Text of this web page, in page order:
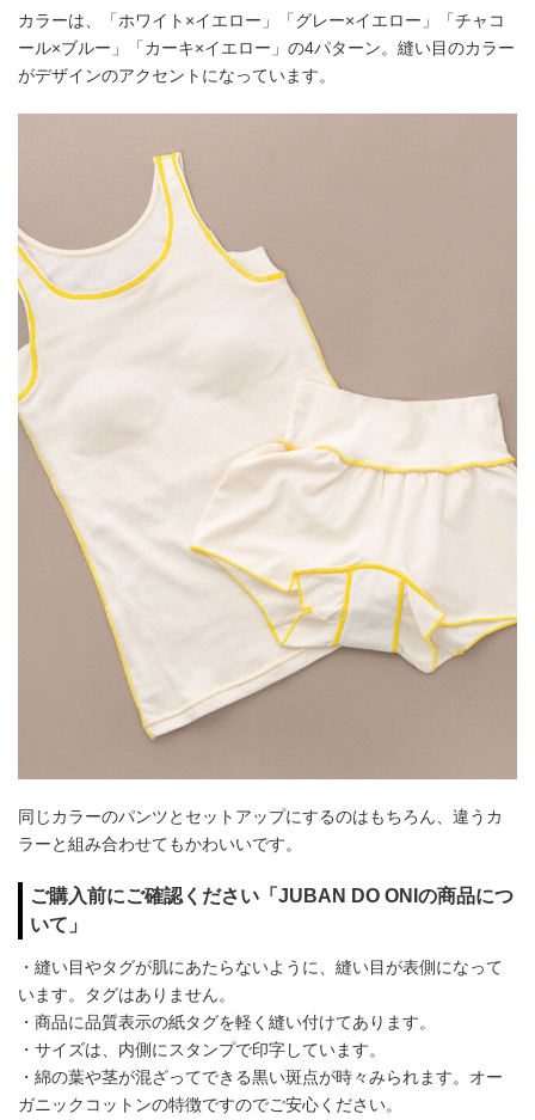
カラーは、「ホワイト×イエロー」「グレー×イエロー」「チャコ
ール×ブルー」「カーキ×イエロー」の4パターン。縫い目のカラー
がデザインのアクセントになっています。
同じカラーのパンツとセットアップにするのはもちろん、違うカ
ラーと組み合わせてもかわいいです。
ご購入前にご確認ください「JUBAN DO ONIの商品につ
いて」
・縫い目やタグが肌にあたらないように、縫い目が表側になって
います。タグはありません。
・商品に品質表示の紙タグを軽く縫い付けてあります。
・サイズは、内側にスタンプで印字しています。
・綿の葉や茎が混ざってできる黒い斑点が時々みられます。オー
ガニックコットンの特徴ですのでご安心ください。